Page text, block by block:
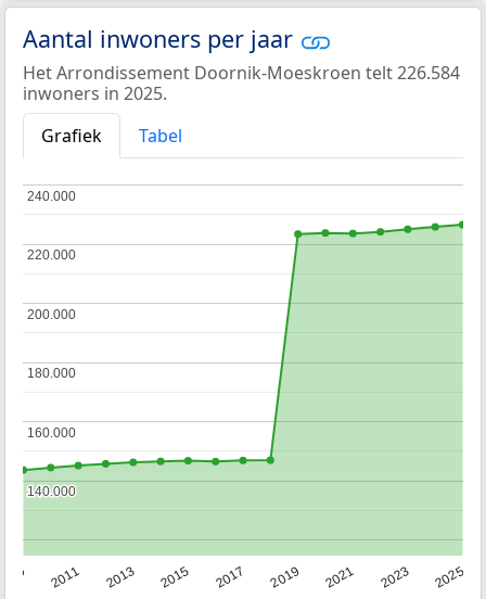
Aantal inwoners per jaar
Het Arrondissement Doornik-Moeskroen telt 226.584
inwoners in 2025.
Grafiek
Tabel
2011 2013 2015 2017 2019 2021 2023 2025
140.000
140.000
160.000
160.000
180.000
180.000
200.000
200.000
220.000
220.000
240.000
240.000